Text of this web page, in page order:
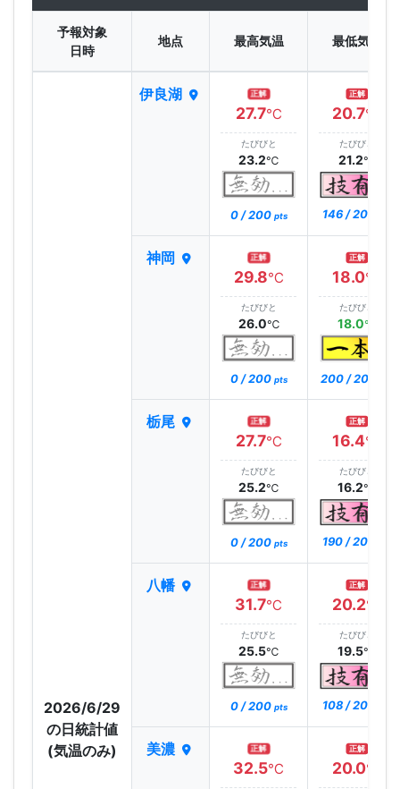
予報対象
日時
地点 最高気温 最低気温
2026/6/29
の日統計値
(気温のみ)
伊良湖 正解
27.7℃
たびびと
23.2℃
0 / 200 pts
正解
20.7℃
たびびと
21.2℃
146 / 200
神岡 正解
29.8℃
たびびと
26.0℃
0 / 200 pts
正解
18.0℃
たびびと
18.0℃
200 / 200
栃尾 正解
27.7℃
たびびと
25.2℃
0 / 200 pts
正解
16.4℃
たびびと
16.2℃
190 / 200
八幡 正解
31.7℃
たびびと
25.5℃
0 / 200 pts
正解
20.2℃
たびびと
19.5℃
108 / 200
美濃 正解
32.5℃
正解
20.0℃